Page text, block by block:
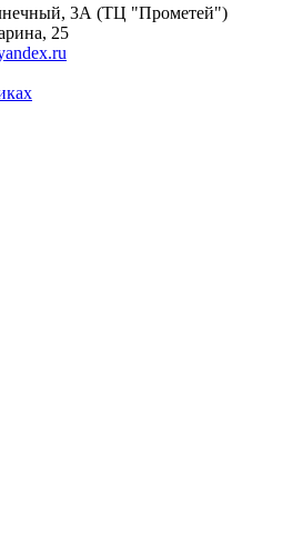
3А (ТЦ "Прометей")
25